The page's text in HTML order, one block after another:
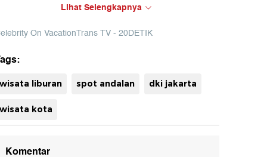
Dok : Celebrity on Vacation Trans TV (Diki)
Lihat Selengkapnya
On VacationTrans TV - 20DETIK
wisata liburan spot andalan dki jakarta
wisata kota